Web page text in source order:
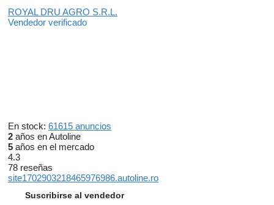
ROYAL DRU AGRO S.R.L.
Vendedor verificado
En stock: 61615 anuncios
2 años en Autoline
5 años en el mercado
4.3
78 reseñas
site1702903218465976986.autoline.ro
Suscribirse al vendedor